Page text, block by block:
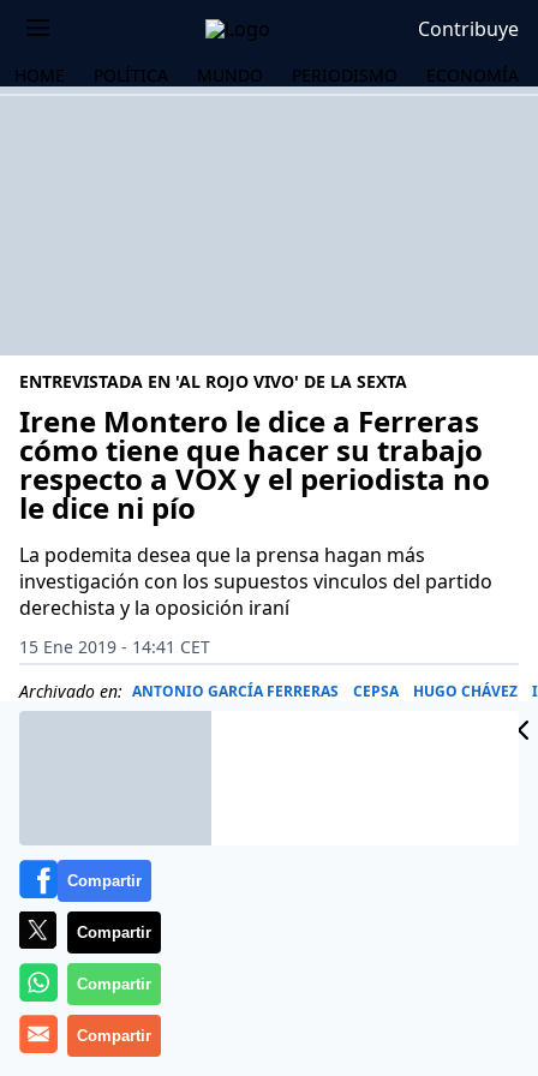
Contribuye
HOME POLÍTICA MUNDO PERIODISMO ECONOMÍA
ENTREVISTADA EN 'AL ROJO VIVO' DE LA SEXTA
Irene Montero le dice a Ferreras
cómo tiene que hacer su trabajo
respecto a VOX y el periodista no
le dice ni pío
La podemita desea que la prensa hagan más
investigación con los supuestos vinculos del partido
derechista y la oposición iraní
15 Ene 2019 - 14:41 CET
Archivado en: ANTONIO GARCÍA FERRERAS CEPSA HUGO CHÁVEZ
Compartir
Compartir
Compartir
Compartir